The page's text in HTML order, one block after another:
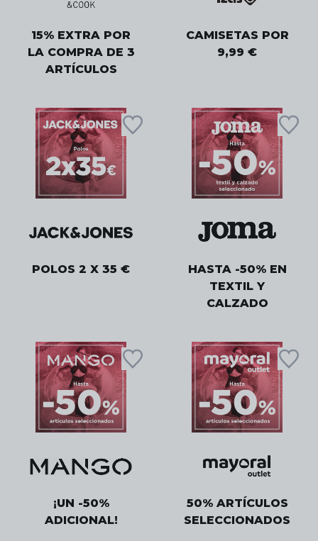
15% EXTRA POR
LA COMPRA DE 3
ARTÍCULOS
CAMISETAS POR
9,99 €
POLOS 2 X 35 €
HASTA -50% EN
TEXTIL Y
CALZADO
¡UN -50%
ADICIONAL!
50% ARTÍCULOS
SELECCIONADOS